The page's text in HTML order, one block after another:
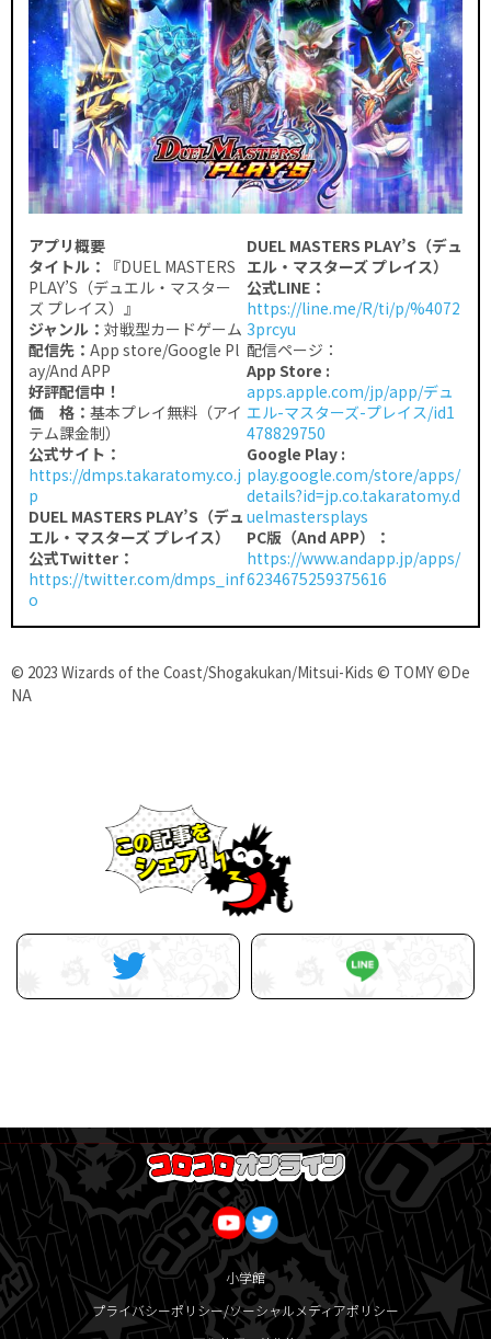
アプリ概要
タイトル：
『DUEL MASTERS
PLAY’S（デュエル・マスター
ズ プレイス）』
ジャンル： 対戦型カードゲーム
配信先： App store/Google Pl
ay/And APP
好評配信中！
価 格： 基本プレイ無料（アイ
テム課金制）
公式サイト：
https://dmps.takaratomy.co.j
p
DUEL MASTERS PLAY’S（デュ
エル・マスターズ プレイス）
公式Twitter：
https://twitter.com/dmps_inf
o
DUEL MASTERS PLAY’S（デュ
エル・マスターズ プレイス）
公式LINE：
https://line.me/R/ti/p/%4072
3prcyu
配信ページ：
App Store :
apps.apple.com/jp/app/デュ
エル-マスターズ-プレイス/id1
478829750
Google Play :
play.google.com/store/apps/
details?id=jp.co.takaratomy.d
uelmastersplays
PC版（And APP）：
https://www.andapp.jp/apps/
6234675259375616
© 2023 Wizards of the Coast/Shogakukan/Mitsui-Kids © TOMY ©De
NA
小学館
プライバシーポリシー/ソーシャルメディアポリシー